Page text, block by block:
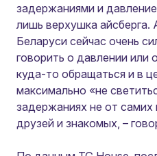
задержаниями и
лишь верхушка айсберга.
Беларуси сейчас очень
говорить о давлении или
куда-то обращаться и в
максимально «не
задержаниях не от
друзей и знакомых, –